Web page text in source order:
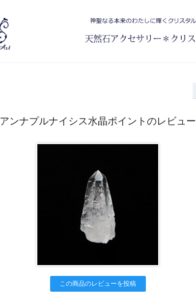
アンナプルナイシス水晶ポイントのレビュー
この商品のレビューを投稿